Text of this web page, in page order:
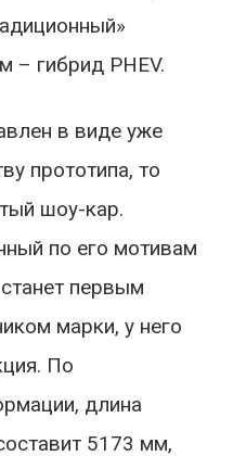
– гибрид PHEV.
в виде уже
прототипа, то
шоу-кар.
по его мотивам
первым
марки, у него
По
длина
5173 мм,